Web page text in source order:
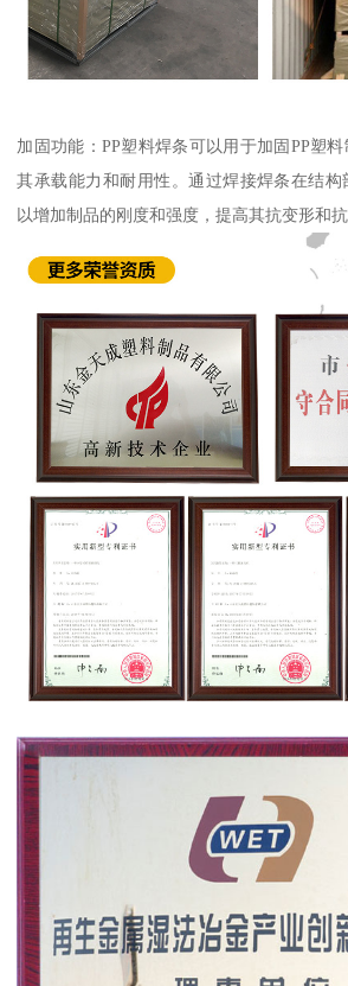
加固功能：PP塑料焊条可以用于加固PP塑
其承载能力和耐用性。通过焊接焊条在结
以增加制品的刚度和强度，提高其抗变形和抗